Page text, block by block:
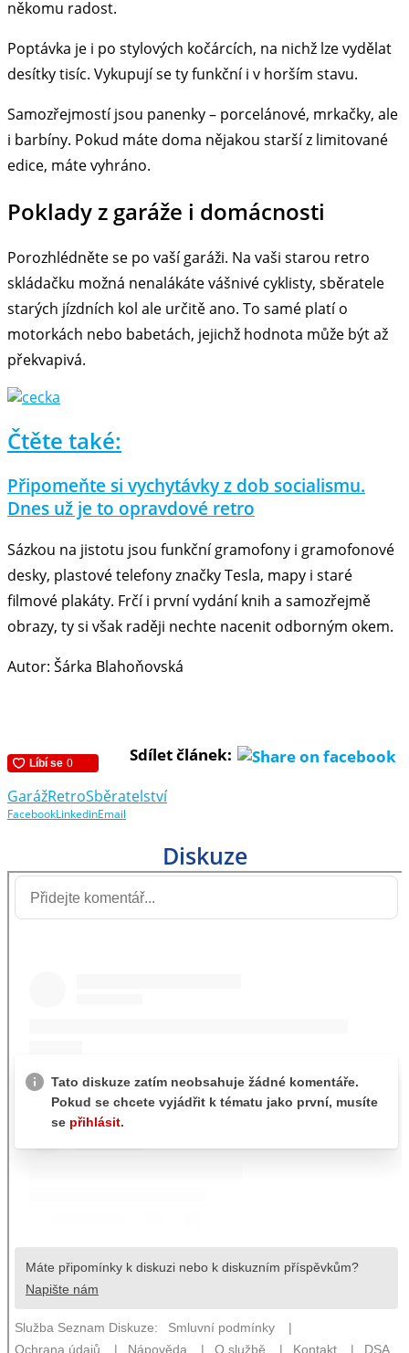
někomu radost.
Poptávka je i po stylových kočárcích, na nichž lze vydělat
desítky tisíc. Vykupují se ty funkční i v horším stavu.
Samozřejmostí jsou panenky – porcelánové, mrkačky, ale
i barbíny. Pokud máte doma nějakou starší z limitované
edice, máte vyhráno.
Poklady z garáže i domácnosti
Porozhlédněte se po vaší garáži. Na vaši starou retro
skládačku možná nenalákáte vášnivé cyklisty, sběratele
starých jízdních kol ale určitě ano. To samé platí o
motorkách nebo babetách, jejichž hodnota může být až
překvapivá.
Čtěte také:
Připomeňte si vychytávky z dob socialismu.
Dnes už je to opravdové retro
Sázkou na jistotu jsou funkční gramofony i gramofonové
desky, plastové telefony značky Tesla, mapy i staré
filmové plakáty. Frčí i první vydání knih a samozřejmě
obrazy, ty si však raději nechte nacenit odborným okem.
Autor: Šárka Blahoňovská
Sdílet článek:
GarážRetroSběratelství
FacebookLinkedinEmail
Diskuze